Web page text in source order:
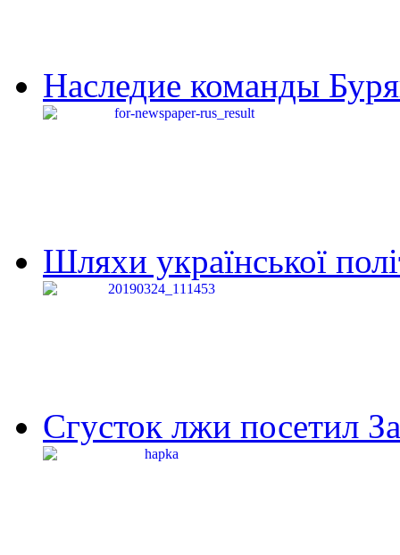
Наследие команды
Шляхи української
Сгусток лжи посетил